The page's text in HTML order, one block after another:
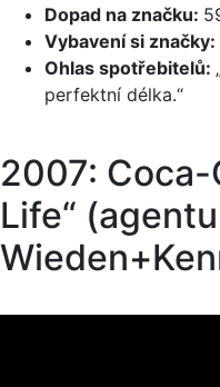
Dopad na značku:
Vybavení si značky:
Ohlas spotřebitelů:
perfektní délka.“
2007: Coca-
Life“